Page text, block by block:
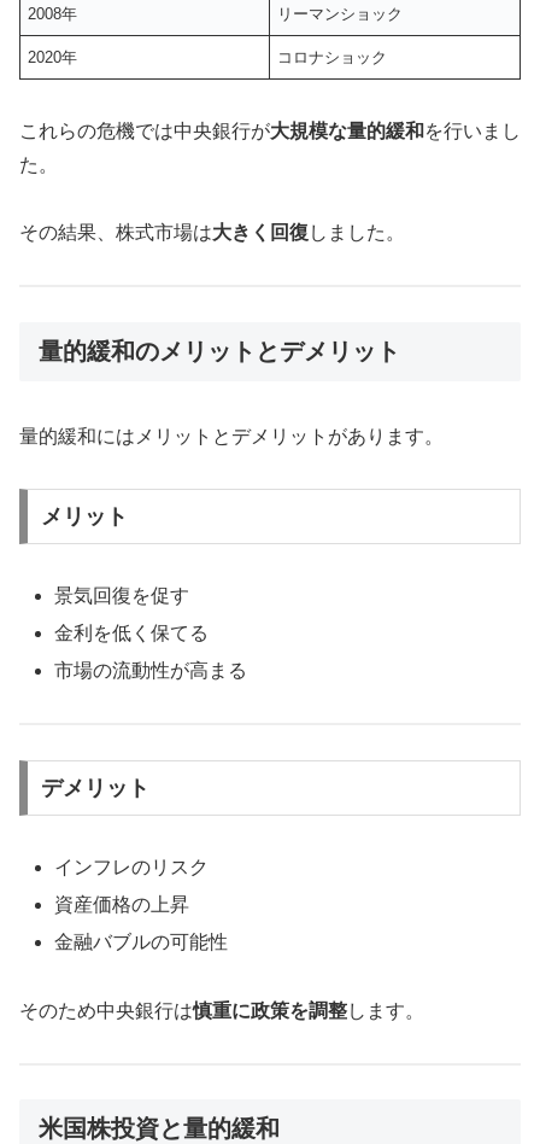
2008年 リーマンショック
2020年 コロナショック
これらの危機では中央銀行が大規模な量的緩和 を行いまし
た。
その結果、株式市場は大きく回復 しました。
量的緩和のメリットとデメリット
量的緩和にはメリットとデメリットがあります。
メリット
景気回復を促す
金利を低く保てる
市場の流動性が高まる
デメリット
インフレのリスク
資産価格の上昇
金融バブルの可能性
そのため中央銀行は慎重に政策を調整します。
米国株投資と量的緩和